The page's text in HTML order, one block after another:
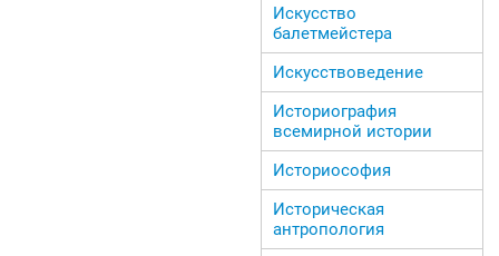
Искусство
балетмейстера
Искусствоведение
Историография
всемирной истории
Историософия
Историческая
антропология